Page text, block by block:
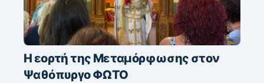
Η εορτή της Μεταμόρφωσης στον
Ψαθόπυργο ΦΩΤΟ